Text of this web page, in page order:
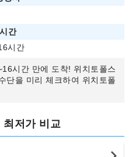
간
시간
시간 만에 도착! 위치토폴스
단을 미리 체크하여 위치토폴
최저가 비교